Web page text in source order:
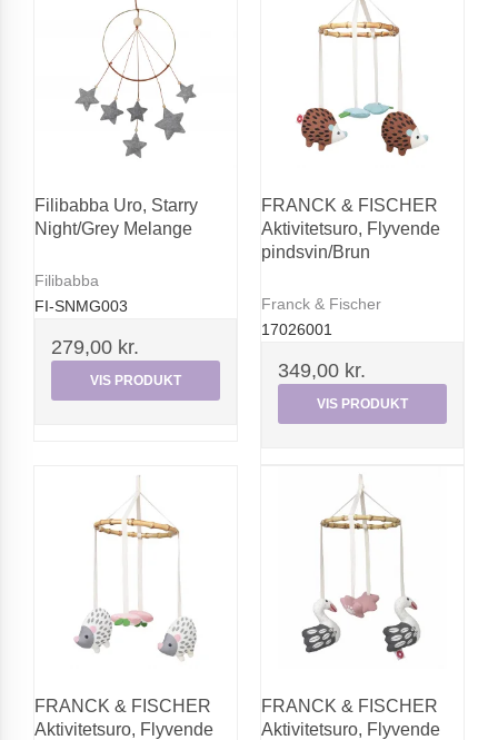
Filibabba Uro, Starry
Night/Grey Melange
Filibabba
FI-SNMG003
279,00 kr.
VIS PRODUKT
FRANCK & FISCHER
Aktivitetsuro, Flyvende
pindsvin/Brun
Franck & Fischer
17026001
349,00 kr.
VIS PRODUKT
FRANCK & FISCHER
Aktivitetsuro, Flyvende
FRANCK & FISCHER
Aktivitetsuro, Flyvende